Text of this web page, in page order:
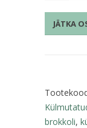
2,5kg
kogus
JÄTKA
brokkoli,